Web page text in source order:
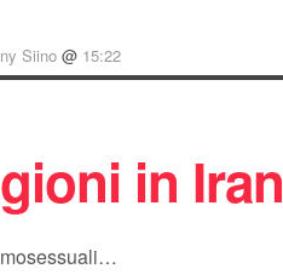
Siino @ 15:22
in Iran